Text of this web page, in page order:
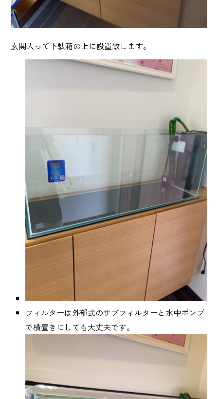
玄関入って下駄箱の上に設置致します。
フィルターは外部式のサブフィルターと水中ポンプ
で横置きにしても大丈夫です。